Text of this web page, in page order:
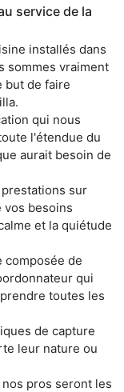
service de la
installés dans
sommes vraiment
but de faire
qui nous
l'étendue du
aurait besoin de
sur
vos besoins
et la quiétude
composée de
qui
toutes les
de capture
leur nature ou
pros seront les